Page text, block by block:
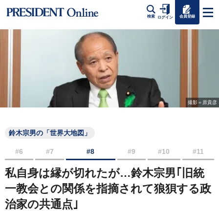
検索 ログイン 会員登録
撮影＝原貴彦
鈴木宗男の「世界大地図」
#6 #7 #8 #9 #10 #11
私自身は縁が切れたが…鈴木宗男｢旧統
一教会との関係を指摘されて狼狽する政
治家の共通点｣